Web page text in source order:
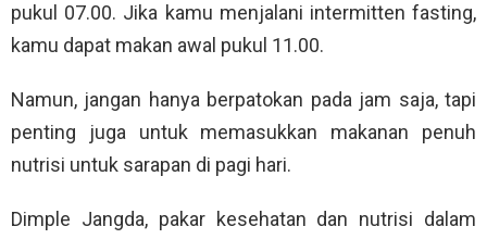
pukul 07.00. Jika kamu menjalani intermitten fasting,
kamu dapat makan awal pukul 11.00.
Namun, jangan hanya berpatokan pada jam saja, tapi
penting juga untuk memasukkan makanan penuh
nutrisi untuk sarapan di pagi hari.
Dimple Jangda, pakar kesehatan dan nutrisi dalam